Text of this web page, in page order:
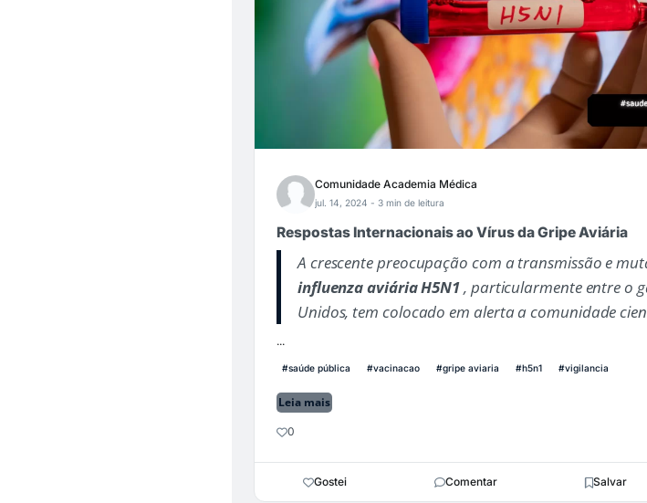
Comunidade Academia Médica
jul. 14, 2024 - 3 min de leitura
Respostas Internacionais ao Vírus da Gripe Aviária
A crescente preocupação com a transmissão e
influenza aviáriaH5N1, particularmente entre o
Unidos, tem colocado em alerta a comunidade
...
#saúde pública #vacinacao #gripe aviaria #h5n1 #vigilancia
Leia mais
0
Gostei Comentar Salvar